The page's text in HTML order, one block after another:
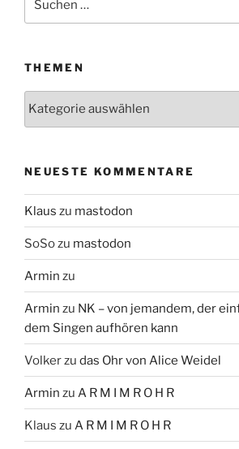
nach:
THEMEN
NEUESTE KOMMENTARE
Klaus zu mastodon
SoSozu mastodon
Armin zu
Armin zu NK – von jemandem, der
dem Singen aufhören kann
Volkerzu das Ohr von Alice Weidel
Armin zu A R M I M R O H R
Klaus zu A R M I M R O H R